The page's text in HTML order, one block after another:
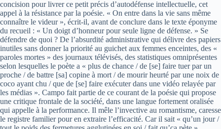
concision pour livrer ce petit précis d’autodéfense intellectuelle, cet
appel à la résistance par la poésie. « On entre dans la vie sans même
connaître le videur », écrit-il, avant de conclure dans le texte éponyme
du recueil : « Un doigt d’honneur pour seule ligne de défense. » Se
défendre de quoi ? De l’absurdité administrative qui délivre des papiers
inutiles sans donner la priorité au guichet aux femmes enceintes, des «
paroles mortes » des journaux télévisés, des statistiques omniprésentes
selon lesquelles le poète a « plus de chance / de [se] faire tuer par un
proche / de battre [sa] copine à mort / de mourir heurté par une noix de
coco ayant chu / que de [se] faire exécuter dans une vidéo relayée par
les médias ». Campo fait partie de ce courant de la poésie qui propose
une critique frontale de la société, dans une langue fortement oralisée
qui appelle à la performance. Il mêle l’invective au romantisme, caresse
le registre familier pour en extraire l’efficacité. Car il sait « qu’un jour /